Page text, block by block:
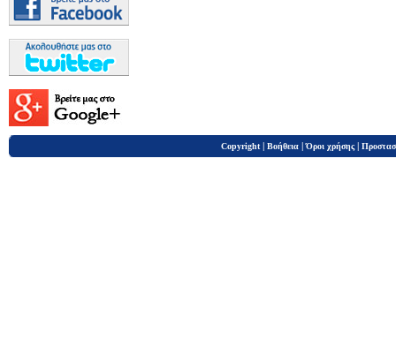
Copyright | Βοήθεια |Όροι χρήσης |